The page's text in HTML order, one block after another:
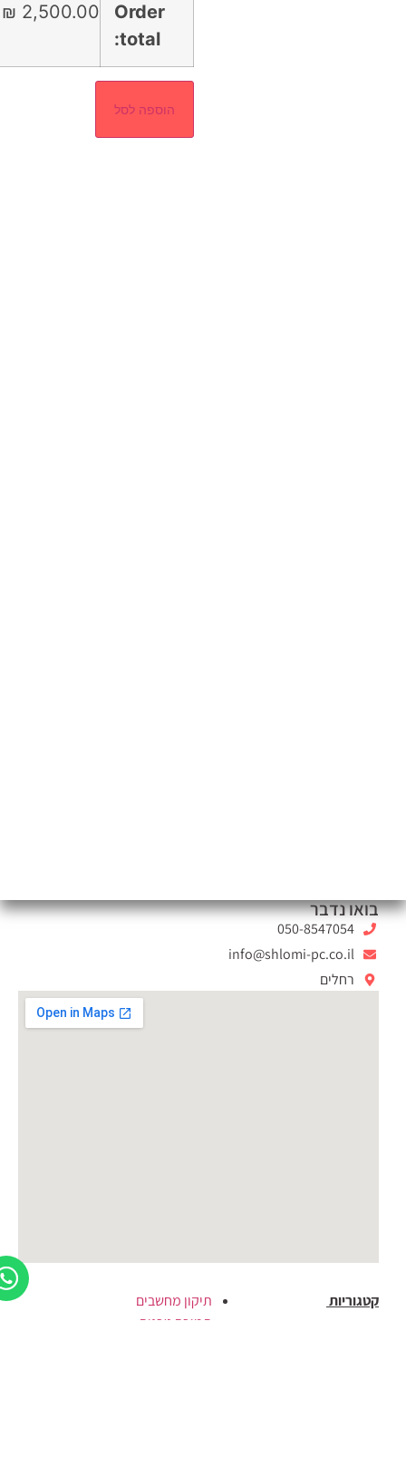
Order
total:
2,500.00
₪
הוספה לסל
קטגוריות
תיקון מחשבים
תמיכה טכנית
בואו נדבר
050-8547054
info@shlomi-pc.co.il
רחלים